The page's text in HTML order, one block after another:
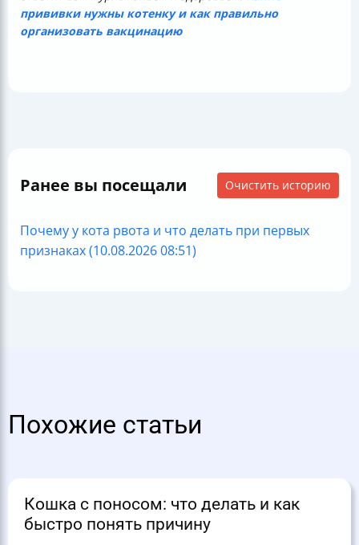
прививки нужны котенку и как правильно
организовать вакцинацию
Ранее вы посещали Очистить историю
Почему у кота рвота и что делать при первых
признаках (10.08.2026 08:51)
Похожие статьи
Кошка с поносом: что делать и как
быстро понять причину